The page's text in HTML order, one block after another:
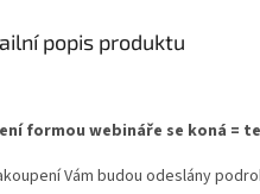
popis produktu
formou webináře se koná =
Vám budou odeslány